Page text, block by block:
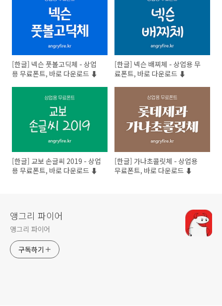
[한글] 넥슨 풋볼고딕체 - 상업
용 무료폰트, 바로 다운로드 ⬇︎
[한글] 넥슨 배찌체 - 상업용 무
료폰트, 바로 다운로드 ⬇︎
[한글] 교보 손글씨 2019 - 상업
용 무료폰트, 바로 다운로드 ⬇︎
[한글] 가나초콜릿체 - 상업용
무료폰트, 바로 다운로드 ⬇︎
앵그리 파이어
앵그리 파이어
구독하기